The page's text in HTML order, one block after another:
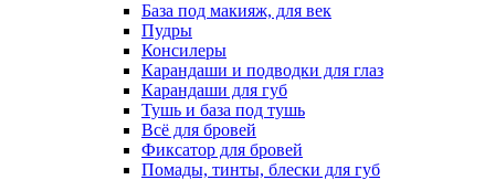
База под макияж, для век
Пудры
Консилеры
Карандаши и подводки для глаз
Карандаши для губ
Тушь и база под тушь
Всё для бровей
Фиксатор для бровей
Помады, тинты, блески для губ